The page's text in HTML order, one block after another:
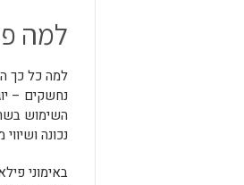
למה
למה כל כך
נחשקים –
השימוש
נכונה
באימוני